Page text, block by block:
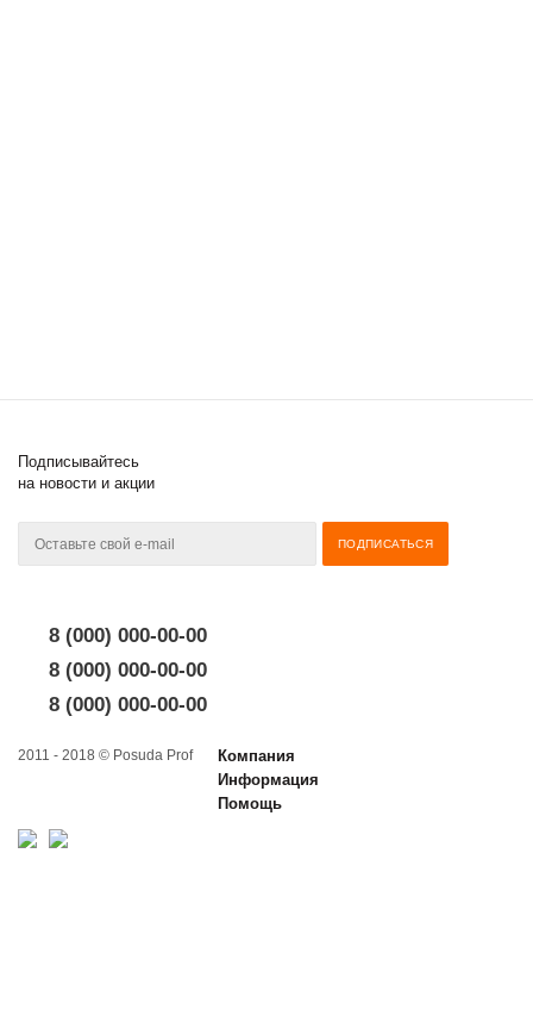
Подписывайтесь
на новости и акции
8 (000) 000-00-00
8 (000) 000-00-00
8 (000) 000-00-00
2011 - 2018 © Posuda Prof
Компания
Информация
Помощь